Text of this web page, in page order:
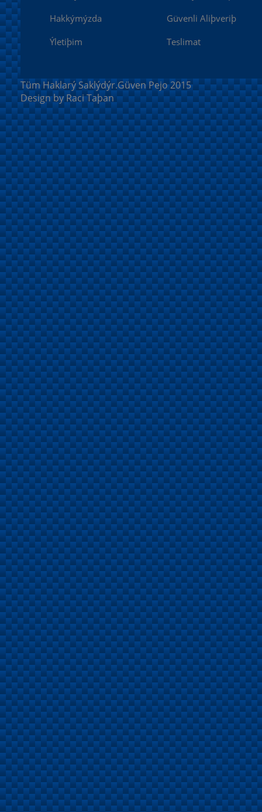
Hakkýmýzda
Ýletiþim
Güvenli Aliþveriþ
Teslimat
Tüm Haklarý Saklýdýr.Güven Pejo 2015
Design by Raci Taþan